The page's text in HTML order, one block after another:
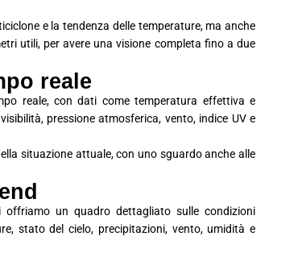
e la tendenza delle temperature, ma anche
utili, per avere una visione completa fino a due
reale
reale, con dati come temperatura effettiva e
pressione atmosferica, vento, indice UV e
situazione attuale, con uno sguardo anche alle
un quadro dettagliato sulle condizioni
stato del cielo, precipitazioni, vento, umidità e